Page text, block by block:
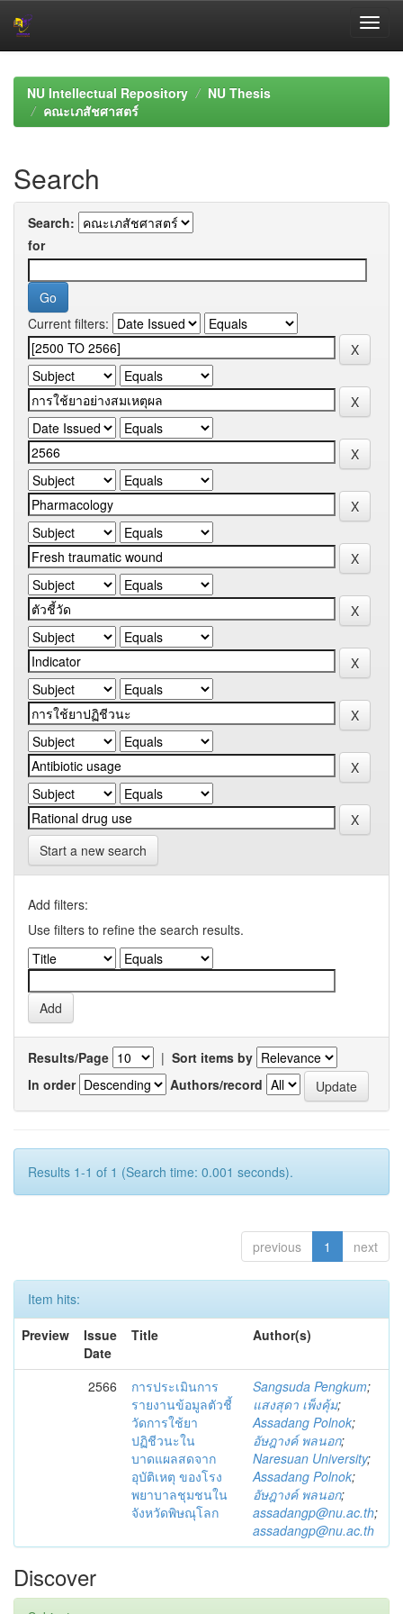
navigationNU Intellectual Repository
NU Thesis
คณะเภสัชศาสตร์
Search
Search:
for
Current filters:
Start a new search
Add filters:
Use filters to refine the search results.
Results/Page | Sort items by
In order
Authors/record
Results 1-1 of 1 (Search time: 0.001 seconds).
previous 1 next
Item hits:
Preview
Issue
Date
Title Author(s)
2566
การประเมินการ
รายงานข้อมูลตัวชี้
วัดการใช้ยา
ปฏิชีวนะใน
บาดแผลสดจาก
อุบัติเหตุ ของโรง
พยาบาลชุมชนใน
จังหวัดพิษณุโลก
Sangsuda Pengkum;
แสงสุดา เพ็งคุ้ม;
Assadang Polnok;
อัษฎางค์ พลนอก;
Naresuan University;
Assadang Polnok;
อัษฎางค์ พลนอก;
assadangp@nu.ac.th;
assadangp@nu.ac.th
Discover